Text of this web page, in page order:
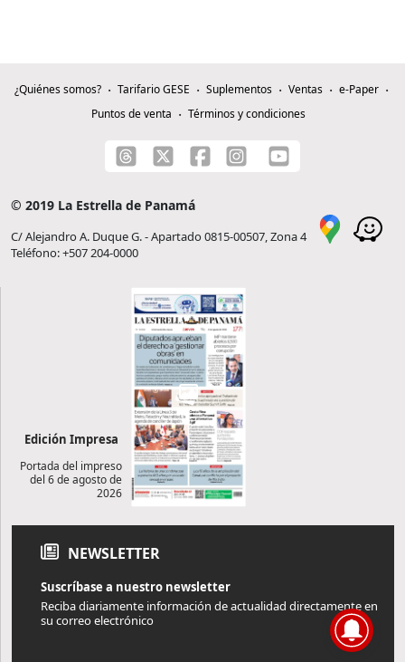
¿Quiénes somos? Tarifario GESE Suplementos Ventas
e-Paper
Puntos de venta
Términos y condiciones
© 2019 La Estrella de Panamá
C/ Alejandro A. Duque G. - Apartado 0815-00507, Zona 4
Teléfono: +507 204-0000
Edición Impresa
Portada del impreso
del 6 de agosto de
2026
NEWSLETTER
Suscríbase a nuestro newsletter
Reciba diariamente información de actualidad directamente en
su correo electrónico